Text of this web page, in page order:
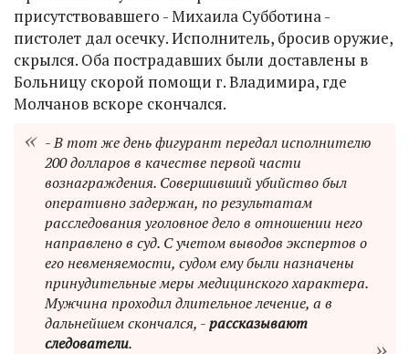
присутствовавшего - Михаила Субботина -
пистолет дал осечку. Исполнитель, бросив оружие,
скрылся. Оба пострадавших были доставлены в
Больницу скорой помощи г. Владимира, где
Молчанов вскоре скончался.
- В тот же день фигурант передал исполнителю
200 долларов в качестве первой части
вознаграждения. Совершивший убийство был
оперативно задержан, по результатам
расследования уголовное дело в отношении него
направлено в суд. С учетом выводов экспертов о
его невменяемости, судом ему были назначены
принудительные меры медицинского характера.
Мужчина проходил длительное лечение, а в
дальнейшем скончался, -рассказывают
следователи.